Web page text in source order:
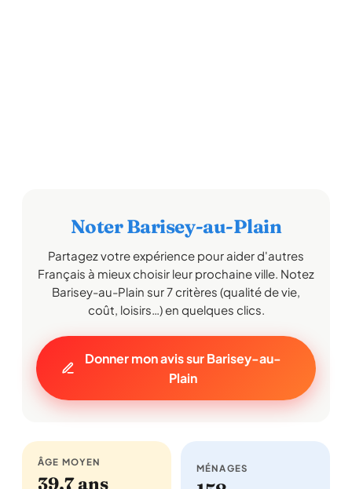
Noter Barisey-au-Plain
Partagez votre expérience pour aider d'autres
Français à mieux choisir leur prochaine ville. Notez
Barisey-au-Plain sur 7 critères (qualité de vie,
coût, loisirs…) en quelques clics.
Donner mon avis sur Barisey-au-
Plain
ÂGE MOYEN
39,7 ans
MÉNAGES